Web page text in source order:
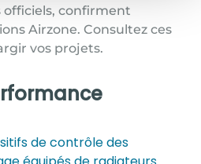
officiels, confirment
Airzone. Consultez ces
vos projets.
de contrôle des